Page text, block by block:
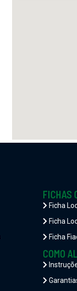
FICHAS
Ficha
Ficha
Ficha
COMO